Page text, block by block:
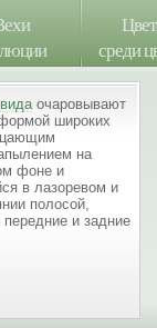
среди
очаровывают
широких
на
фоне и
в лазоревом и
полосой,
и задние